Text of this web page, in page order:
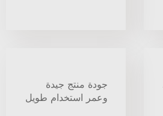
جودة منتج جيدة
وعمر استخدام طويل